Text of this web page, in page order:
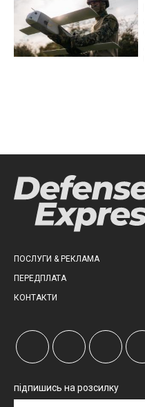
ПОСЛУГИ & РЕКЛАМА
ПЕРЕДПЛАТА
КОНТАКТИ
підпишись на розсилку